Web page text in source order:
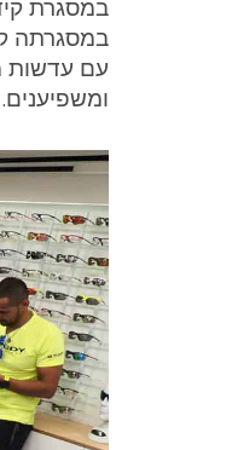
עם עדשות
ומשפיענים.